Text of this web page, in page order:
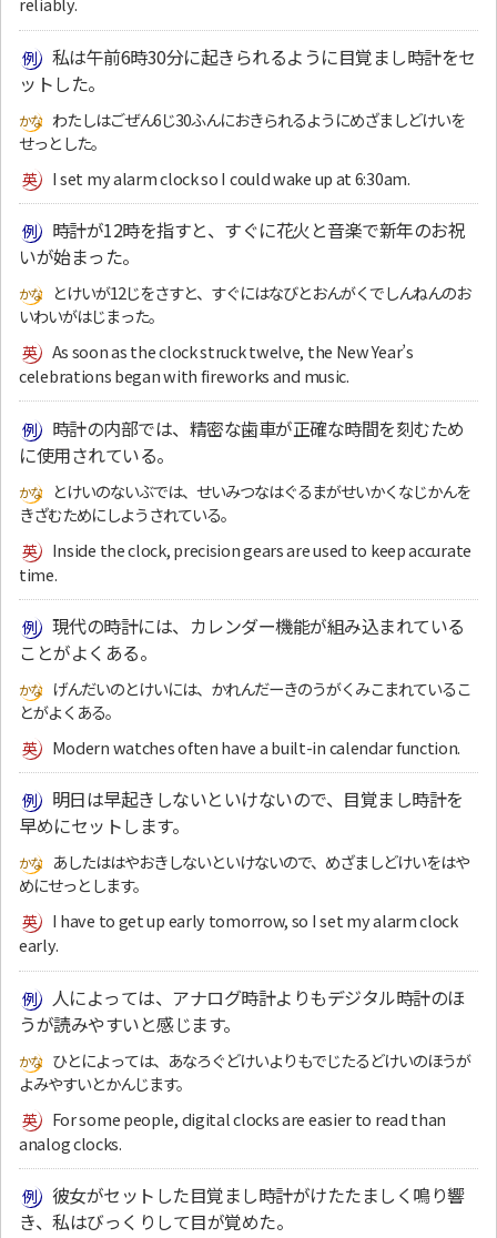
私は午前6時30分に起きられるように目覚まし時計をセ
ットした。
わたしはごぜん6じ30ふんにおきられるようにめざましどけいを
せっとした。
I set my alarm clock so I could wake up at 6:30am.
時計が12時を指すと、すぐに花火と音楽で新年のお祝
いが始まった。
とけいが12じをさすと、すぐにはなびとおんがくでしんねんのお
いわいがはじまった。
As soon as the clock struck twelve, the New Year’s
celebrations began with fireworks and music.
時計の内部では、精密な歯車が正確な時間を刻むため
に使用されている。
とけいのないぶでは、せいみつなはぐるまがせいかくなじかんを
きざむためにしようされている。
Inside the clock, precision gears are used to keep accurate
time.
現代の時計には、カレンダー機能が組み込まれている
ことがよくある。
げんだいのとけいには、かれんだーきのうがくみこまれているこ
とがよくある。
Modern watches often have a built-in calendar function.
明日は早起きしないといけないので、目覚まし時計を
早めにセットします。
あしたははやおきしないといけないので、めざましどけいをはや
めにせっとします。
I have to get up early tomorrow, so I set my alarm clock
early.
人によっては、アナログ時計よりもデジタル時計のほ
うが読みやすいと感じます。
ひとによっては、あなろぐどけいよりもでじたるどけいのほうが
よみやすいとかんじます。
For some people, digital clocks are easier to read than
analog clocks.
彼女がセットした目覚まし時計がけたたましく鳴り響
き、私はびっくりして目が覚めた。